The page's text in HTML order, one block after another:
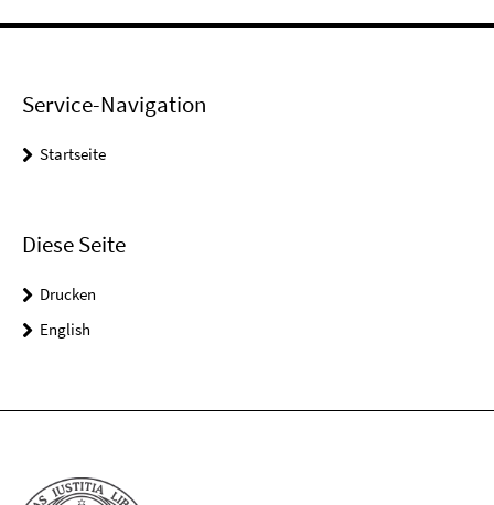
Service-Navigation
Startseite
Diese Seite
Drucken
English